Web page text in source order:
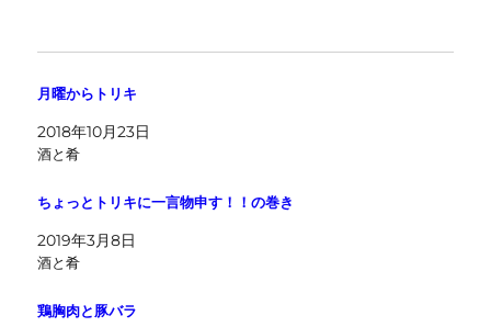
月曜からトリキ
2018年10月23日
酒と肴
ちょっとトリキに一言物申す！！の巻き
2019年3月8日
酒と肴
鶏胸肉と豚バラ